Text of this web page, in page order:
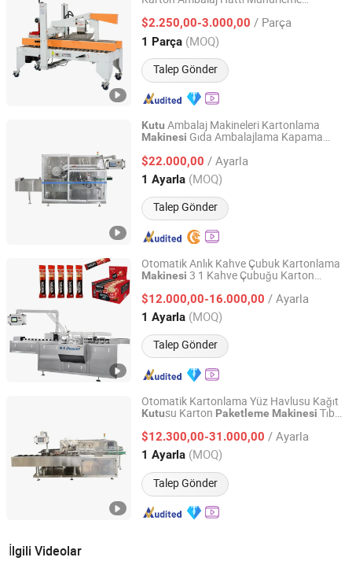
Kasa Mühürü
$2.250,00-3.000,00 / Parça
1 Parça (MOQ)
Talep Gönder
ShangHai LWT Intelligent Technology Co., Ltd.
Shanghai, China Fiyat 2019
Kutu Ambalaj Makineleri Kartonlama
Makinesi Gıda Ambalajlama Kapama
$22.000,00 / Ayarla
1 Ayarla (MOQ)
Talep Gönder
WENZHOU KEDE MACHINERY TECHNOLOGY CO., LTD.
Zhejiang, China Fiyat 2021
Otomatik Anlık Kahve Çubuk Kartonlama
Makinesi 3 1 Kahve Çubuğu Karton
PaketlemeMakinesi
$12.000,00-16.000,00 / Ayarla
1 Ayarla (MOQ)
Talep Gönder
Foshan Dession Packaging Machinery Co., Ltd.
Guangdong, China Fiyat 2020
Otomatik Kartonlama Yüz Havlusu Kağıt
Kutusu Karton Paketleme Makinesi Tıbbi
Parçaları için
$12.300,00-31.000,00 / Ayarla
1 Ayarla (MOQ)
Talep Gönder
Ruian Youtai Machinery Co., Ltd.
Zhejiang, China Fiyat 2009
İlgili Videolar